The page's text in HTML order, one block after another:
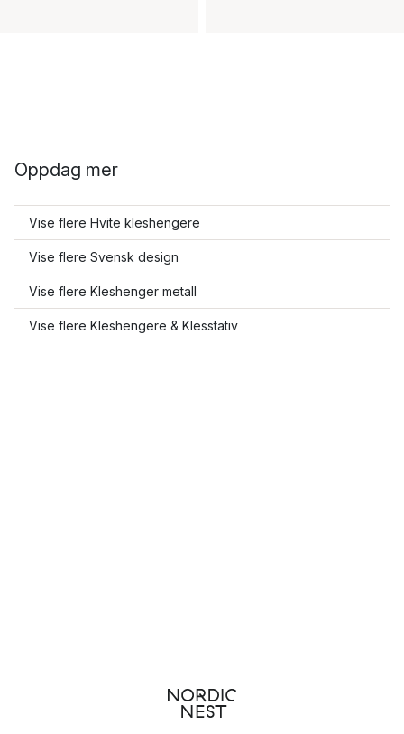
Oppdag mer
Vise flere Hvite kleshengere
Vise flere Svensk design
Vise flere Kleshenger metall
Vise flere Kleshengere & Klesstativ